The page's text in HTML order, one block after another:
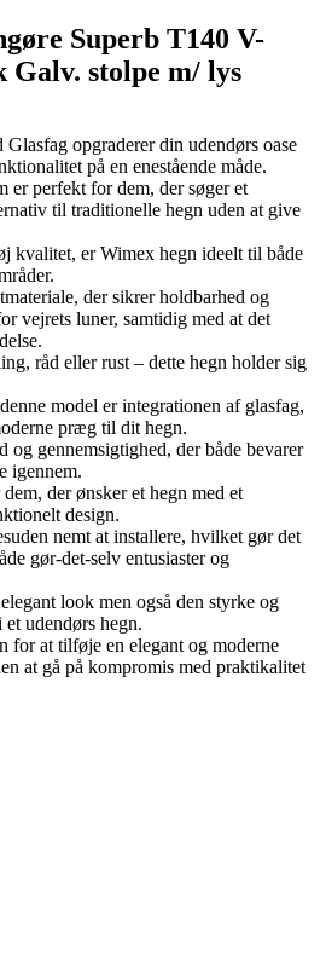
Superb T140 V-
stolpe m/ lys
opgraderer din udendørs oase
på en enestående måde.
er perfekt for dem, der søger et
til traditionelle hegn uden at give
kvalitet, er Wimex hegn ideelt til både
der sikrer holdbarhed og
vejrets luner, samtidig med at det
råd eller rust – dette hegn holder sig
model er integrationen af glasfag,
præg til dit hegn.
og gennemsigtighed, der både bevarer
igennem.
der ønsker et hegn med et
design.
nemt at installere, hvilket gør det
gør-det-selv entusiaster og
look men også den styrke og
udendørs hegn.
at tilføje en elegant og moderne
at gå på kompromis med praktikalitet